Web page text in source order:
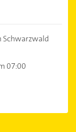
Schwarzwald
07:00